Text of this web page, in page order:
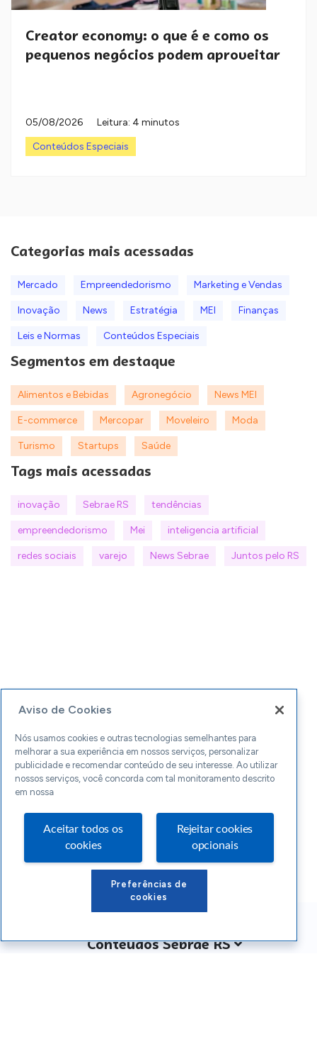
Creator economy: o que é e como os
pequenos negócios podem aproveitar
05/08/2026
Leitura: 4 minutos
Conteúdos Especiais
Categorias mais acessadas
Mercado Empreendedorismo Marketing e Vendas
Inovação News Estratégia MEI Finanças
Leis e Normas Conteúdos Especiais
Segmentos em destaque
Alimentos e Bebidas Agronegócio News MEI
E-commerce Mercopar Moveleiro Moda
Turismo Startups Saúde
Tags mais acessadas
inovação Sebrae RS tendências
empreendedorismo Mei inteligencia artificial
redes sociais varejo News Sebrae Juntos pelo RS
Conteúdos Sebrae RS
Aviso de Cookies
Nós usamos cookies e outras tecnologias semelhantes para
melhorar a sua experiência em nossos serviços, personalizar
publicidade e recomendar conteúdo de seu interesse. Ao utilizar
nossos serviços, você concorda com tal monitoramento descrito
em nossa
Aceitar todos os
cookies
Rejeitar cookies
opcionais
Preferências de
cookies